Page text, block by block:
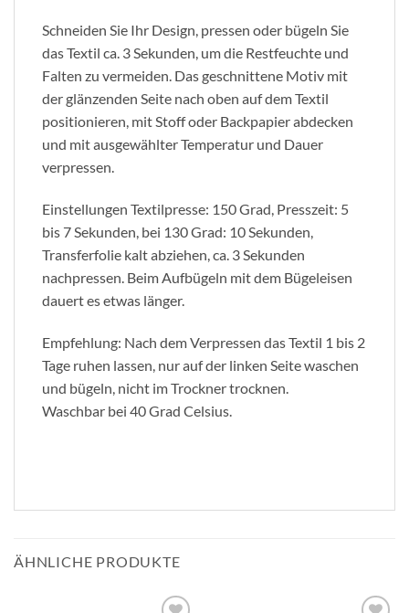
Schneiden Sie Ihr Design, pressen oder bügeln Sie
das Textil ca. 3 Sekunden, um die Restfeuchte und
Falten zu vermeiden. Das geschnittene Motiv mit
der glänzenden Seite nach oben auf dem Textil
positionieren, mit Stoff oder Backpapier abdecken
und mit ausgewählter Temperatur und Dauer
verpressen.
Einstellungen Textilpresse: 150 Grad, Presszeit: 5
bis 7 Sekunden, bei 130 Grad: 10 Sekunden,
Transferfolie kalt abziehen, ca. 3 Sekunden
nachpressen. Beim Aufbügeln mit dem Bügeleisen
dauert es etwas länger.
Empfehlung: Nach dem Verpressen das Textil 1 bis 2
Tage ruhen lassen, nur auf der linken Seite waschen
und bügeln, nicht im Trockner trocknen.
Waschbar bei 40 Grad Celsius.
ÄHNLICHE PRODUKTE